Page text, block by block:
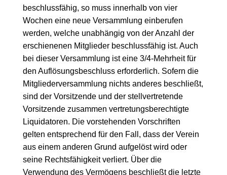
beschlussfähig, so muss innerhalb von vier
Wochen eine neue Versammlung einberufen
werden, welche unabhängig von der Anzahl der
erschienenen Mitglieder beschlussfähig ist. Auch
bei dieser Versammlung ist eine 3/4-Mehrheit für
den Auflösungsbeschluss erforderlich. Sofern die
Mitgliederversammlung nichts anderes beschließt,
sind der Vorsitzende und der stellvertretende
Vorsitzende zusammen vertretungsberechtigte
Liquidatoren. Die vorstehenden Vorschriften
gelten entsprechend für den Fall, dass der Verein
aus einem anderen Grund aufgelöst wird oder
seine Rechtsfähigkeit verliert. Über die
Verwendung des Vermögens beschließt die letzte